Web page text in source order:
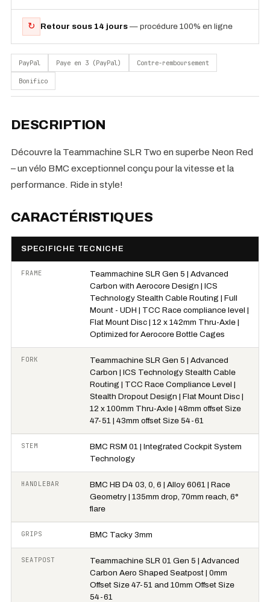
↻ Retour sous 14 jours — procédure 100% en ligne
PayPal Paye en 3 (PayPal) Contre-remboursement
Bonifico
DESCRIPTION
Découvre la Teammachine SLR Two en superbe Neon Red
– un vélo BMC exceptionnel conçu pour la vitesse et la
performance. Ride in style!
CARACTÉRISTIQUES
SPECIFICHE TECNICHE
FRAME
Teammachine SLR Gen 5 | Advanced
Carbon with Aerocore Design | ICS
Technology Stealth Cable Routing | Full
Mount - UDH | TCC Race compliance level |
Flat Mount Disc | 12 x 142mm Thru-Axle |
Optimized for Aerocore Bottle Cages
FORK
Teammachine SLR Gen 5 | Advanced
Carbon | ICS Technology Stealth Cable
Routing | TCC Race Compliance Level |
Stealth Dropout Design | Flat Mount Disc |
12 x 100mm Thru-Axle | 48mm offset Size
47-51 | 43mm offset Size 54-61
STEM
BMC RSM 01 | Integrated Cockpit System
Technology
HANDLEBAR
BMC HB D4 03, 0, 6 | Alloy 6061 | Race
Geometry | 135mm drop, 70mm reach, 6°
flare
GRIPS BMC Tacky 3mm
SEATPOST
Teammachine SLR 01 Gen 5 | Advanced
Carbon Aero Shaped Seatpost | 0mm
Offset Size 47-51 and 10mm Offset Size
54-61